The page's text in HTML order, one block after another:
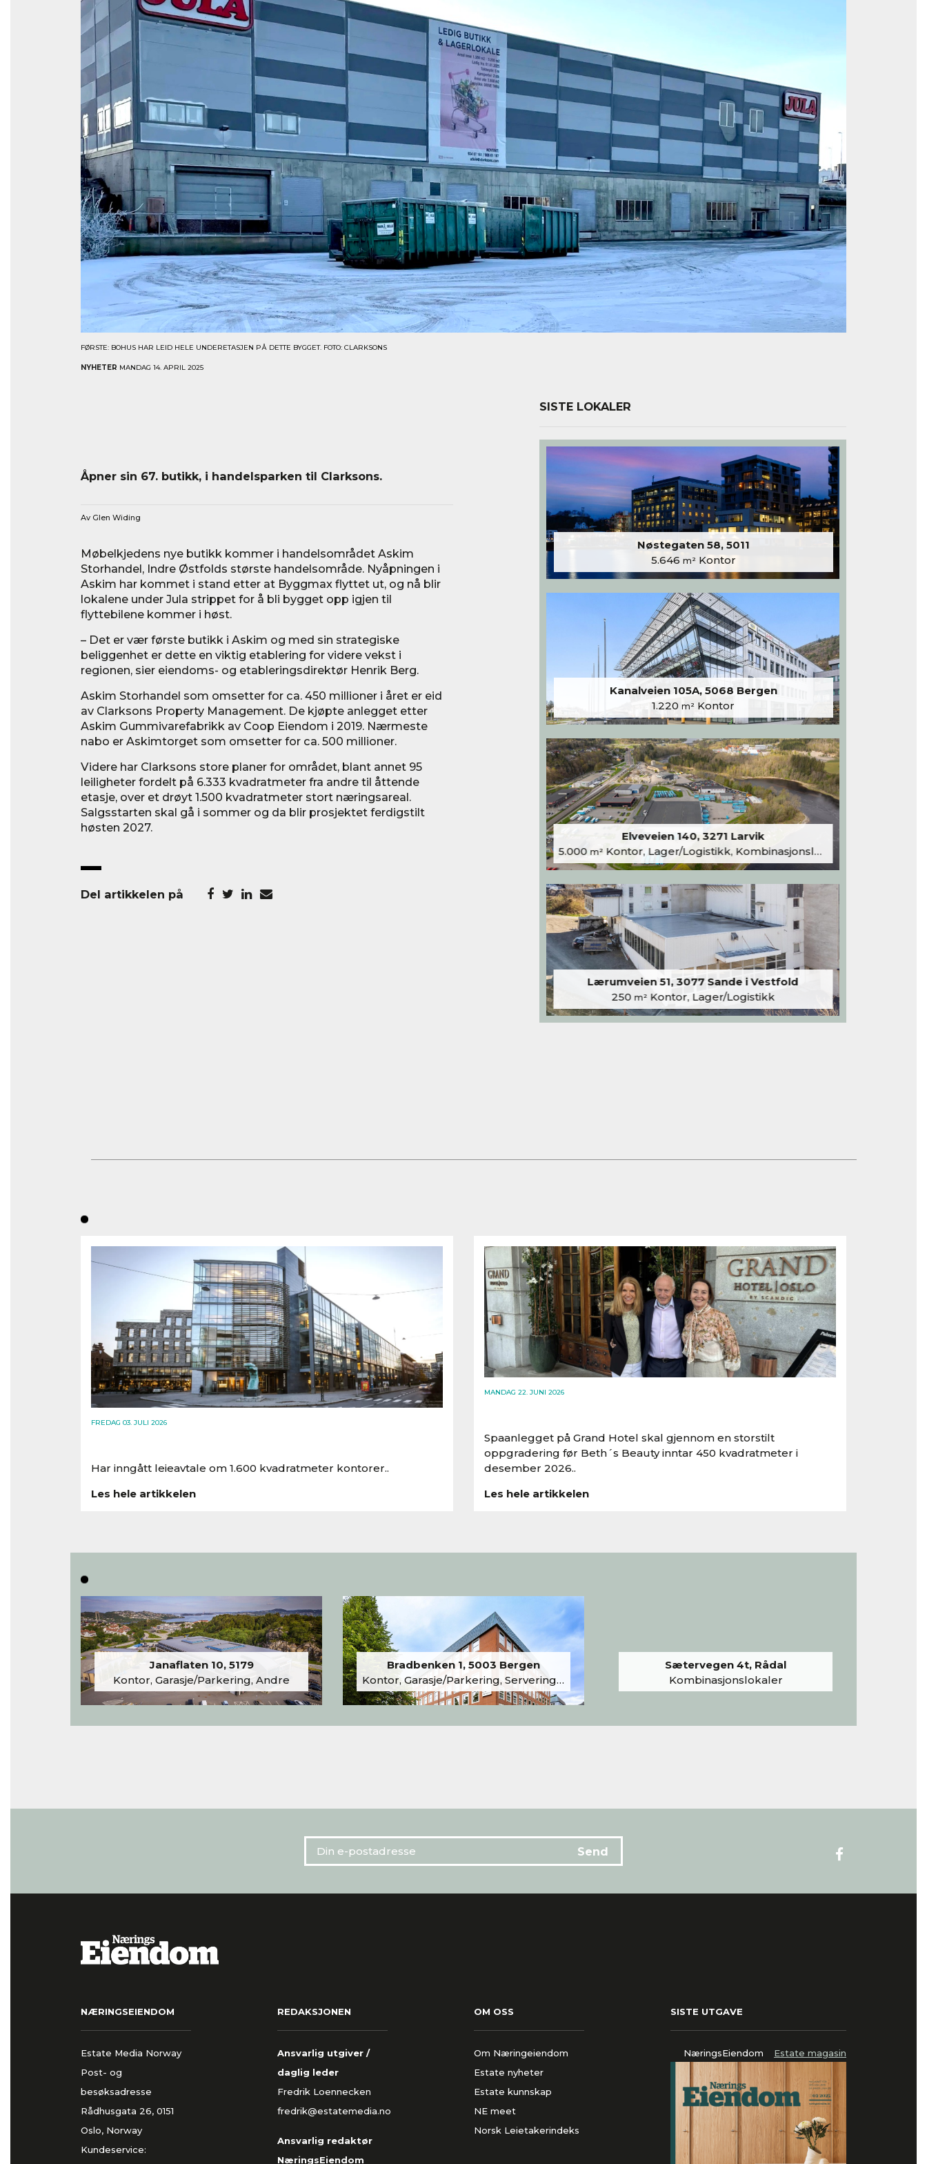
FØRSTE: BOHUS HAR LEID HELE UNDERETASJEN PÅ DETTE BYGGET. FOTO: CLARKSONS
NYHETER MANDAG 14. APRIL 2025
Åpner sin 67. butikk, i handelsparken til Clarksons.
Av Glen Widing
Møbelkjedens nye butikk kommer i handelsområdet Askim
Storhandel, Indre Østfolds største handelsområde. Nyåpningen i
Askim har kommet i stand etter at Byggmax flyttet ut, og nå blir
lokalene under Jula strippet for å bli bygget opp igjen til
flyttebilene kommer i høst.
– Det er vær første butikk i Askim og med sin strategiske
beliggenhet er dette en viktig etablering for videre vekst i
regionen, sier eiendoms- og etableringsdirektør Henrik Berg.
Askim Storhandel som omsetter for ca. 450 millioner i året er eid
av Clarksons Property Management. De kjøpte anlegget etter
Askim Gummivarefabrikk av Coop Eiendom i 2019. Nærmeste
nabo er Askimtorget som omsetter for ca. 500 millioner.
Videre har Clarksons store planer for området, blant annet 95
leiligheter fordelt på 6.333 kvadratmeter fra andre til åttende
etasje, over et drøyt 1.500 kvadratmeter stort næringsareal.
Salgsstarten skal gå i sommer og da blir prosjektet ferdigstilt
høsten 2027.
Del artikkelen på
SISTE LOKALER
Nøstegaten 58, 5011
5.646 m²Kontor
Kanalveien 105A, 5068 Bergen
1.220 m²Kontor
Elveveien 140, 3271 Larvik
5.000m²Kontor, Lager/Logistikk, Kombinasjonslokaler
Lærumveien 51, 3077 Sande i Vestfold
250 m² Kontor, Lager/Logistikk
FREDAG 03. JULI 2026
Har inngått leieavtale om 1.600 kvadratmeter kontorer..
Les hele artikkelen
MANDAG 22. JUNI 2026
Spaanlegget på Grand Hotel skal gjennom en storstilt
oppgradering før Beth´s Beauty inntar 450 kvadratmeter i
desember 2026..
Les hele artikkelen
Janaflaten 10, 5179
Kontor, Garasje/Parkering, Andre
Bradbenken 1, 5003 Bergen
Kontor, Garasje/Parkering, Serveringslokale/Kantine, Undervisning/Arrangement
Sætervegen 4t, Rådal
Kombinasjonslokaler
NÆRINGSEIENDOM
Estate Media Norway
Post- og
besøksadresse
Rådhusgata 26, 0151
Oslo, Norway
Kundeservice:
REDAKSJONEN
Ansvarlig utgiver /
daglig leder
Fredrik Loennecken
fredrik@estatemedia.no
Ansvarlig redaktør
NæringsEiendom
OM OSS
Om Næringeiendom
Estate nyheter
Estate kunnskap
NE meet
Norsk Leietakerindeks
SISTE UTGAVE
NæringsEiendom Estate magasin